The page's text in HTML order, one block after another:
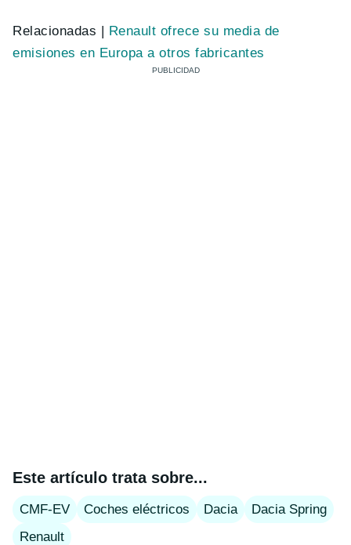
Relacionadas | Renault ofrece su media de
emisiones en Europa a otros fabricantes
Este artículo trata sobre...
CMF-EV Coches eléctricos Dacia
Dacia Spring
Renault